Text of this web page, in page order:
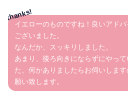
イエローのものですね！良いアドバ
ございました。
なんだか、スッキリしました。
あまり、後ろ向きにならずにやって
た、何かありましたらお伺いしま
願い致します。